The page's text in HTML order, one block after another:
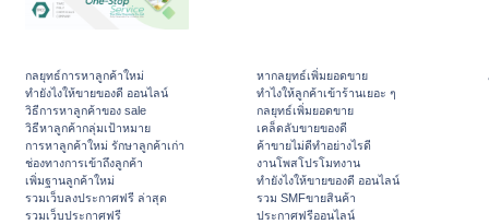
กลยุทธ์การหาลูกค้าใหม่
ทํายังไงให้ขายของดี ออนไลน์
วิธีการหาลูกค้าของ sale
วิธีหาลูกค้ากลุ่มเป้าหมาย
การหาลูกค้าใหม่ รักษาลูกค้าเก่า
ช่องทางการเข้าถึงลูกค้า
เพิ่มฐานลูกค้าใหม่
รวมเว็บลงประกาศฟรี ล่าสุด
รวมเว็บประกาศฟรี
หากลยุทธ์เพิ่มยอดขาย
ทําไงให้ลูกค้าเข้าร้านเยอะ ๆ
กลยุทธ์เพิ่มยอดขาย
เคล็ดลับขายของดี
ค้าขายไม่ดีทำอย่างไรดี
งานโพสโปรโมทงาน
ทํายังไงให้ขายของดี ออนไลน์
รวม SMFขายสินค้า
ประกาศฟรีออนไลน์